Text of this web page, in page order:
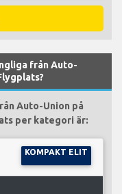
från Auto-
Auto-Union på
per kategori är:
KOMPAKT ELIT